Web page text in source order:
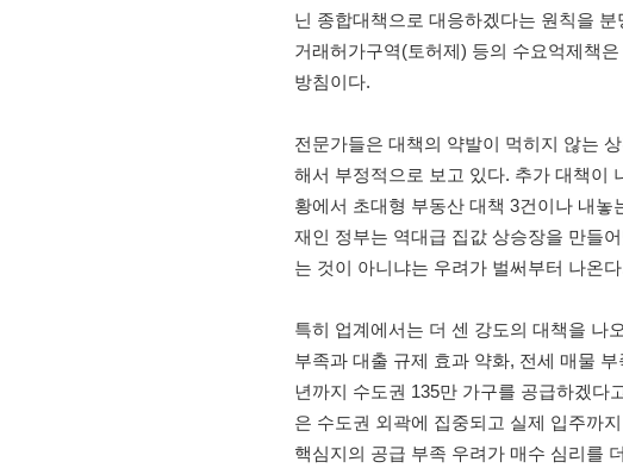
닌 종합대책으로 대응하겠다는 원칙을
거래허가구역(토허제) 등의 수요억제책
방침이다.
전문가들은 대책의 약발이 먹히지 않는
해서 부정적으로 보고 있다. 추가 대책이
황에서 초대형 부동산 대책 3건이나 내
재인 정부는 역대급 집값 상승장을 만들
는 것이 아니냐는 우려가 벌써부터 나온
특히 업계에서는 더 센 강도의 대책을 나
부족과 대출 규제 효과 약화, 전세 매물
년까지 수도권 135만 가구를 공급하겠다
은 수도권 외곽에 집중되고 실제 입주까
핵심지의 공급 부족 우려가 매수 심리를